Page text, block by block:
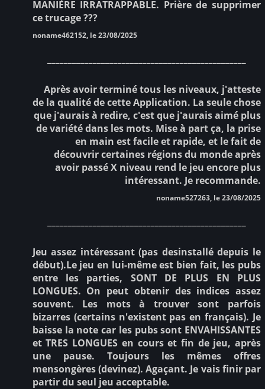
MANIÈRE IRRATRAPPABLE. Prière de supprimer
ce trucage ???
noname462152, le 23/08/2025
Après avoir terminé tous les niveaux, j'atteste
de la qualité de cette Application. La seule chose
que j'aurais à redire, c'est que j'aurais aimé plus
de variété dans les mots. Mise à part ça, la prise
en main est facile et rapide, et le fait de
découvrir certaines régions du monde après
avoir passé X niveau rend le jeu encore plus
intéressant. Je recommande.
noname527263, le 23/08/2025
Jeu assez intéressant (pas desinstallé depuis le
début).Le jeu en lui-même est bien fait, les pubs
entre les parties, SONT DE PLUS EN PLUS
LONGUES. On peut obtenir des indices assez
souvent. Les mots à trouver sont parfois
bizarres (certains n'existent pas en français). Je
baisse la note car les pubs sont ENVAHISSANTES
et TRES LONGUES en cours et fin de jeu, après
une pause. Toujours les mêmes offres
mensongères (devinez). Agaçant. Je vais finir par
partir du seul jeu acceptable.